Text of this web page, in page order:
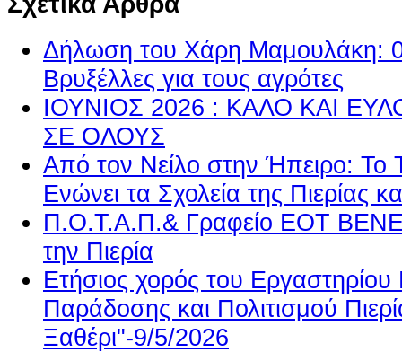
Δήλωση του Χάρη Μαμουλάκη:
Βρυξέλλες για τους αγρότες
ΙΟΥΝΙΟΣ 2026 : ΚΑΛΟ ΚΑΙ
ΣΕ ΟΛΟΥΣ
Από τον Νείλο στην Ήπειρο: Το
Ενώνει τα Σχολεία της Πιερίας
Π.Ο.Τ.Α.Π.& Γραφείο ΕΟΤ
την Πιερία
Ετήσιος χορός του Εργαστηρίου
Παράδοσης και Πολιτισμού
Ξαθέρι"-9/5/2026